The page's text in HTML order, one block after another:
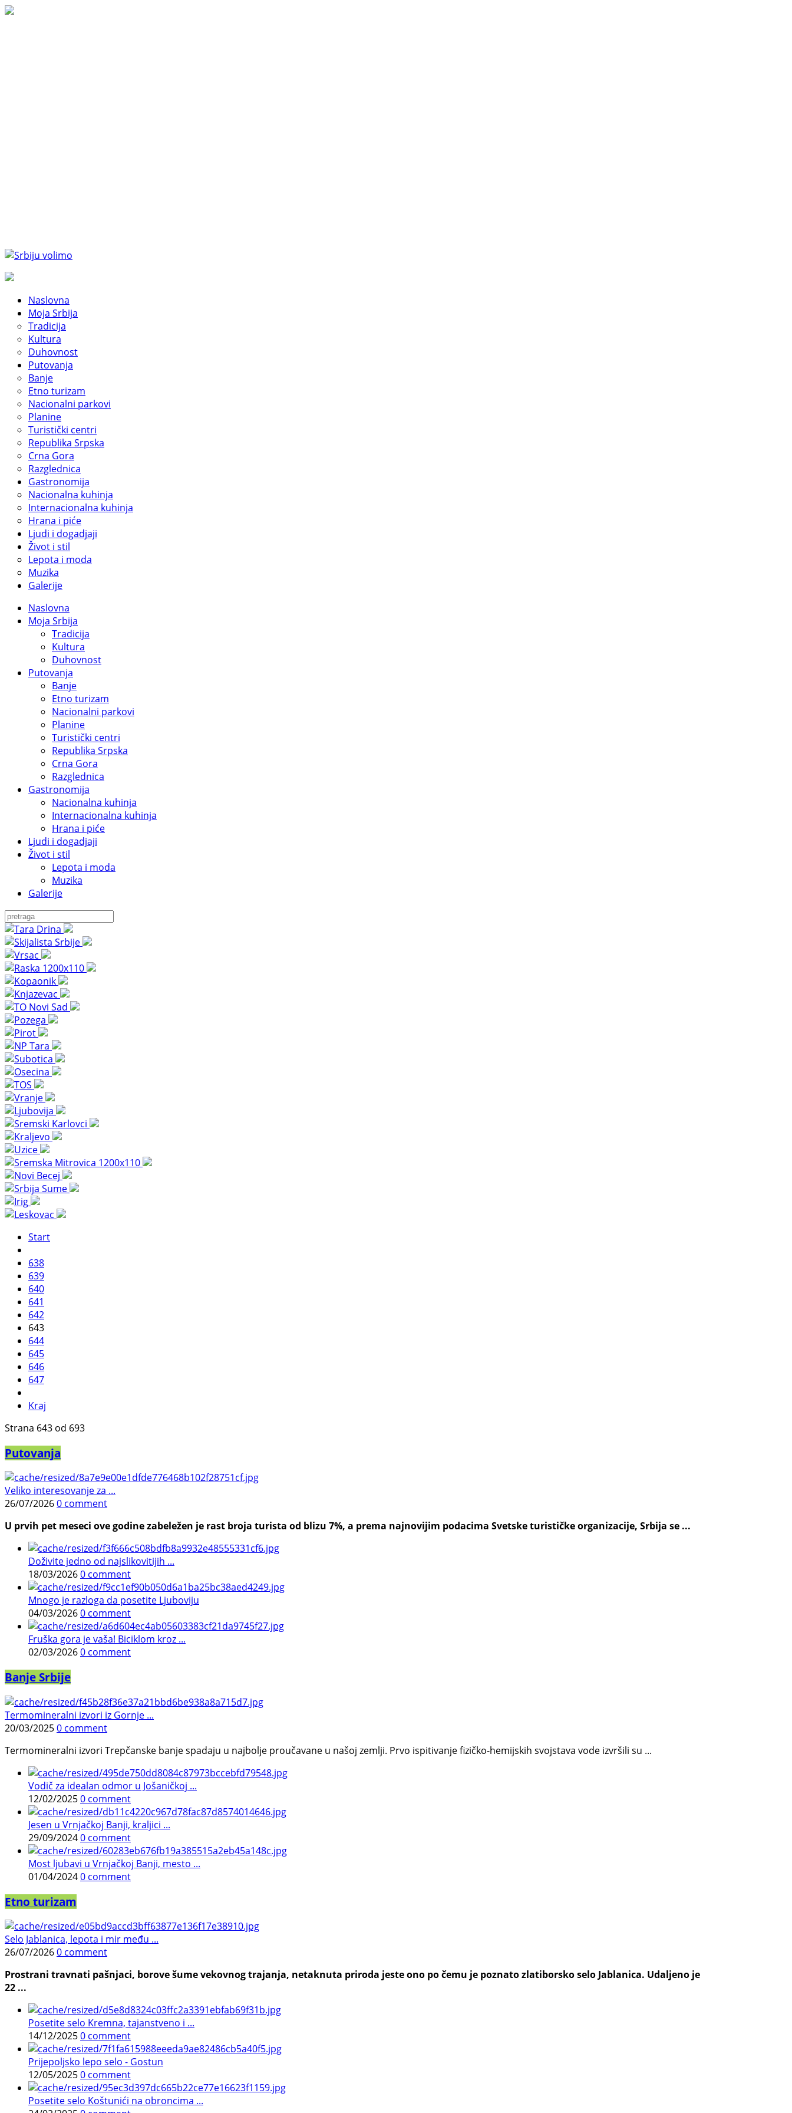
Naslovna
Moja Srbija
Tradicija
Kultura
Duhovnost
Putovanja
Banje
Etno turizam
Nacionalni parkovi
Planine
Turistički centri
Republika Srpska
Crna Gora
Razglednica
Gastronomija
Nacionalna kuhinja
Internacionalna kuhinja
Hrana i piće
Ljudi i dogadjaji
Život i stil
Lepota i moda
Muzika
Galerije
Naslovna
Moja Srbija
Tradicija
Kultura
Duhovnost
Putovanja
Banje
Etno turizam
Nacionalni parkovi
Planine
Turistički centri
Republika Srpska
Crna Gora
Razglednica
Gastronomija
Nacionalna kuhinja
Internacionalna kuhinja
Hrana i piće
Ljudi i dogadjaji
Život i stil
Lepota i moda
Muzika
Galerije
Start
638
639
640
641
642
643
644
645
646
647
Kraj
Strana 643 od 693
Putovanja
Veliko interesovanje za ...
26/07/20260 comment
U prvih pet meseci ove godine zabeležen je rast broja turista od blizu 7%, a prema najnovijim podacima Svetske turističke organizacije, Srbija se ...
Doživite jedno od najslikovitijih ...
18/03/20260 comment
Mnogo je razloga da posetite Ljuboviju
04/03/20260 comment
Fruška gora je vaša! Biciklom kroz ...
02/03/20260 comment
Banje Srbije
Termomineralni izvori iz Gornje ...
20/03/20250 comment
Termomineralni izvori Trepčanske banje spadaju u najbolje proučavane u našoj zemlji. Prvo ispitivanje fizičko-hemijskih svojstava vode izvršili su ...
Vodič za idealan odmor u Jošaničkoj ...
12/02/20250 comment
Jesen u Vrnjačkoj Banji, kraljici ...
29/09/20240 comment
Most ljubavi u Vrnjačkoj Banji, mesto ...
01/04/20240 comment
Etno turizam
Selo Jablanica, lepota i mir među ...
26/07/20260 comment
Prostrani travnati pašnjaci, borove šume vekovnog trajanja, netaknuta priroda jeste ono po čemu je poznato zlatiborsko selo Jablanica. Udaljeno je
22 ...
Posetite selo Kremna, tajanstveno i ...
14/12/20250 comment
Prijepoljsko lepo selo - Gostun
12/05/20250 comment
Posetite selo Koštunići na obroncima ...